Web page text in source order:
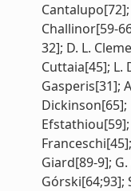
Cantalupo[72];
Challinor[59-
32]; D. L.
Cuttaia[45]; L.
Gasperis[31];
Dickinson[65];
Efstathiou[59];
Giard[89-9];
Górski[64;93];